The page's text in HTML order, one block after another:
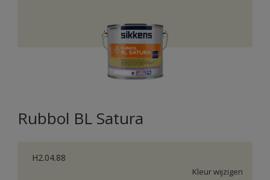
Rubbol BL Satura
H2.04.88
Kleur wijzigen